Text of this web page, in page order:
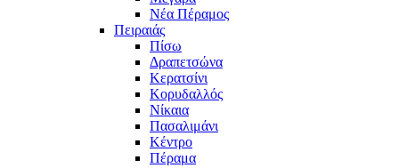
Νέα Πέραμος
Πειραιάς
Πίσω
Δραπετσώνα
Κερατσίνι
Κορυδαλλός
Νίκαια
Πασαλιμάνι
Κέντρο
Πέραμα